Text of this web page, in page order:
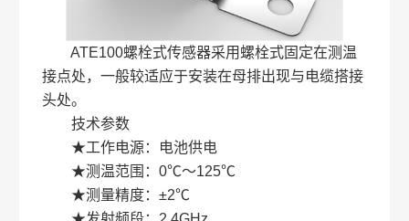
ATE100螺栓式传感器采用螺栓式固定在测温
接点处，一般较适应于安装在母排出现与电缆搭接
头处。
技术参数
★工作电源：电池供电
★测温范围：0℃～125℃
★测量精度：±2℃